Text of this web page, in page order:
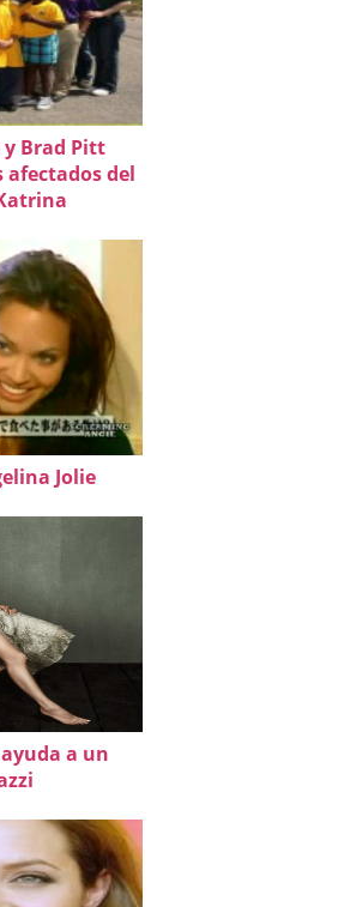
y Brad Pitt
afectados del
Jolie
a un